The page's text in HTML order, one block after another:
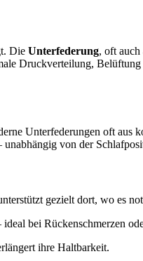
Die Unterfederung, oft auch
Druckverteilung,
Unterfederungen oft
von der
gezielt dort, wo es
bei Rückenschmerzen
ihre Haltbarkeit.